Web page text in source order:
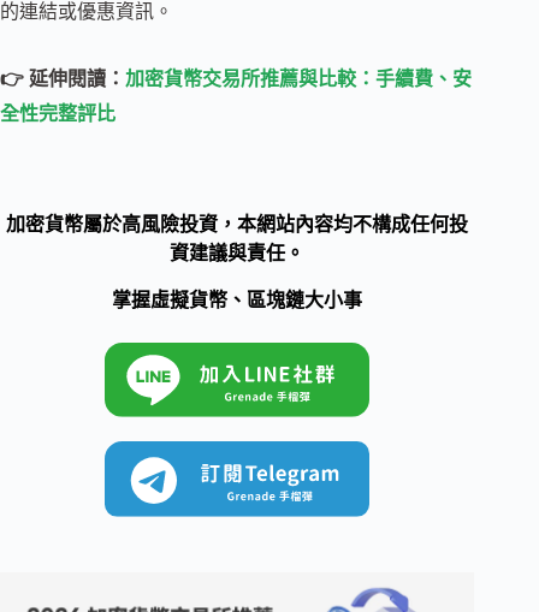
的連結或優惠資訊。
👉 延伸閱讀： 加密貨幣交易所推薦與比較：手續費、安
全性完整評比
加密貨幣屬於高風險投資，本網站內容均不構成任何投
資建議與責任。
掌握虛擬貨幣、區塊鏈大小事